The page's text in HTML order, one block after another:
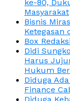
ke-80,
Masyarakat
Bisnis
Ketegasan
Box
Didi
Harus
Hukum
Diduga
Finance